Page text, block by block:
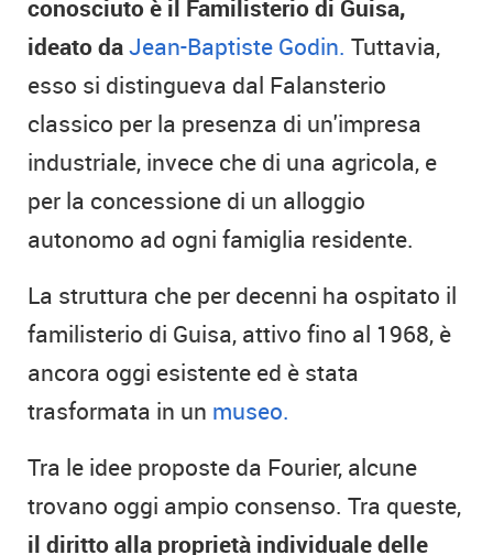
conosciuto è il Familisterio di Guisa,
ideato daJean-Baptiste Godin. Tuttavia,
esso si distingueva dal Falansterio
classico per la presenza di un'impresa
industriale, invece che di una agricola, e
per la concessione di un alloggio
autonomo ad ogni famiglia residente.
La struttura che per decenni ha ospitato il
familisterio di Guisa, attivo fino al 1968, è
ancora oggi esistente ed è stata
trasformata in un museo.
Tra le idee proposte da Fourier, alcune
trovano oggi ampio consenso. Tra queste,
il diritto alla proprietà individuale delle